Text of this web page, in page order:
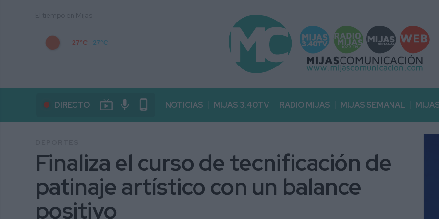
27°C 27°C
DIRECTO live_tv mic phone_android NOTICIAS MIJAS 3.40TV RADIO MIJAS MIJAS SEMANAL
Finaliza el curso de tecnificación de
patinaje artístico con un balance
positivo